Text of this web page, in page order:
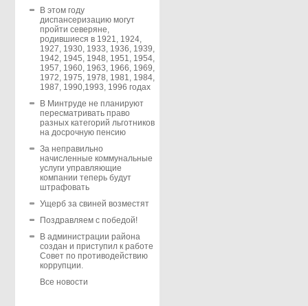
В этом году
диспансеризацию могут
пройти северяне,
родившиеся в 1921, 1924,
1927, 1930, 1933, 1936, 1939,
1942, 1945, 1948, 1951, 1954,
1957, 1960, 1963, 1966, 1969,
1972, 1975, 1978, 1981, 1984,
1987, 1990,1993, 1996 годах
В Минтруде не планируют
пересматривать право
разных категорий льготников
на досрочную пенсию
За неправильно
начисленные коммунальные
услуги управляющие
компании теперь будут
штрафовать
Ущерб за свиней возместят
Поздравляем с победой!
В администрации района
создан и приступил к работе
Совет по противодействию
коррупции.
Все новости